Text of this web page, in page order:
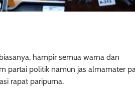
hampir semua warna dan
partai politik namun jas almamater
rapat paripurna.